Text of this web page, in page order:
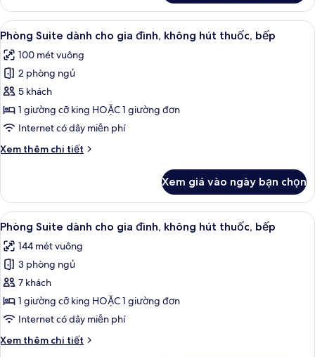
bếp
Phòng
Suite
Junior,
giường
cỡ
bếp
Xem
tất
cả
ảnh
Phòng
Suite
dành
gia
hút
thuốc,
bếp
Bộ trải giường bằng vải cotton Ai
8
Phòng Suite dành cho gia đình, không hút thuốc, bếp
100 mét vuông
2 phòng ngủ
5 khách
1 giường cỡ king HOẶC 1 giường đơn
Internet có dây miễn phí
Xem thêm chi tiết
Chi
Phòng
Suite
dành
gia
đình,
hút
thuốc,
bếp
Xem giá vào ngày bạn chọn
Xem
tất
cả
ảnh
Phòng
Suite
dành
gia
Bộ trải giường bằng vải cotton Ai
7
Phòng Suite dành cho gia đình, không hút thuốc, bếp
144 mét vuông
3 phòng ngủ
7 khách
1 giường cỡ king HOẶC 1 giường đơn
Internet có dây miễn phí
Xem thêm chi tiết
Chi